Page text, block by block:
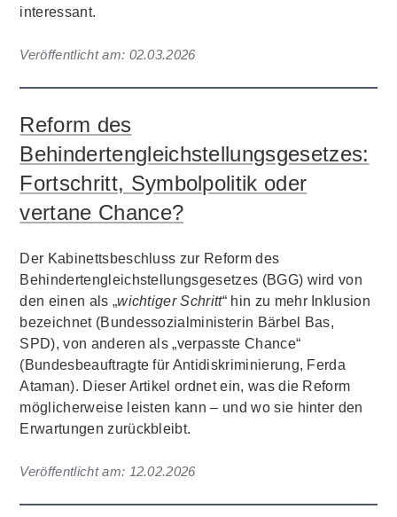
interessant.
Veröffentlicht am: 02.03.2026
Reform des
Behindertengleichstellungsgesetzes:
Fortschritt, Symbolpolitik oder
vertane Chance?
Der Kabinettsbeschluss zur Reform des
Behindertengleichstellungsgesetzes (BGG) wird von
den einen als „wichtiger Schritt“ hin zu mehr Inklusion
bezeichnet (Bundessozialministerin Bärbel Bas,
SPD), von anderen als „verpasste Chance“
(Bundesbeauftragte für Antidiskriminierung, Ferda
Ataman). Dieser Artikel ordnet ein, was die Reform
möglicherweise leisten kann – und wo sie hinter den
Erwartungen zurückbleibt.
Veröffentlicht am: 12.02.2026